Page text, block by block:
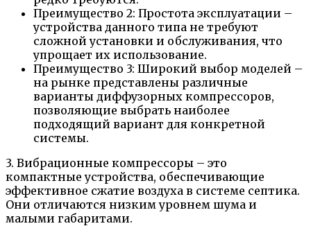
Преимущество 2: Простота эксплуатации –
устройства данного типа не требуют
сложной установки и обслуживания, что
упрощает их использование.
Преимущество 3: Широкий выбор моделей –
на рынке представлены различные
варианты диффузорных компрессоров,
позволяющие выбрать наиболее
подходящий вариант для конкретной
системы.
3. Вибрационные компрессоры – это
компактные устройства, обеспечивающие
эффективное сжатие воздуха в системе септика.
Они отличаются низким уровнем шума и
малыми габаритами.